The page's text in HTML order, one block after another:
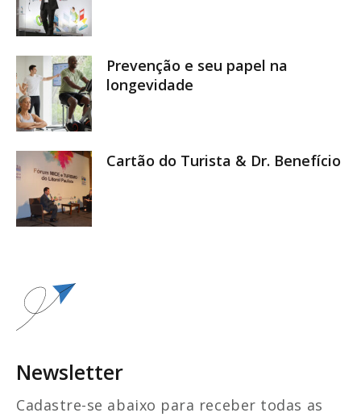
Prevenção e seu papel na
longevidade
Cartão do Turista & Dr. Benefício
Newsletter
Cadastre-se abaixo para receber todas as